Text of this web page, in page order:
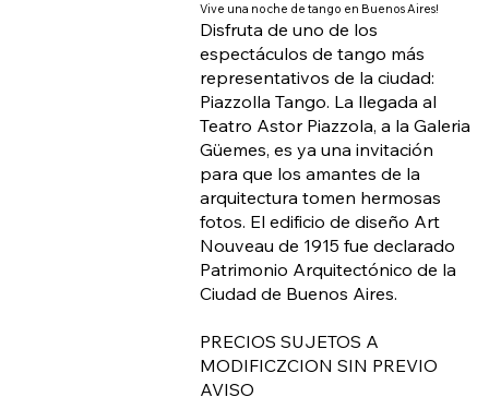
Vive una noche de tango en Buenos Aires!
Disfruta de uno de los
espectáculos de tango más
representativos de la ciudad:
Piazzolla Tango. La llegada al
Teatro Astor Piazzola, a la Galeria
Güemes, es ya una invitación
para que los amantes de la
arquitectura tomen hermosas
fotos. El edificio de diseño Art
Nouveau de 1915 fue declarado
Patrimonio Arquitectónico de la
Ciudad de Buenos Aires.
PRECIOS SUJETOS A
MODIFICZCION SIN PREVIO
AVISO